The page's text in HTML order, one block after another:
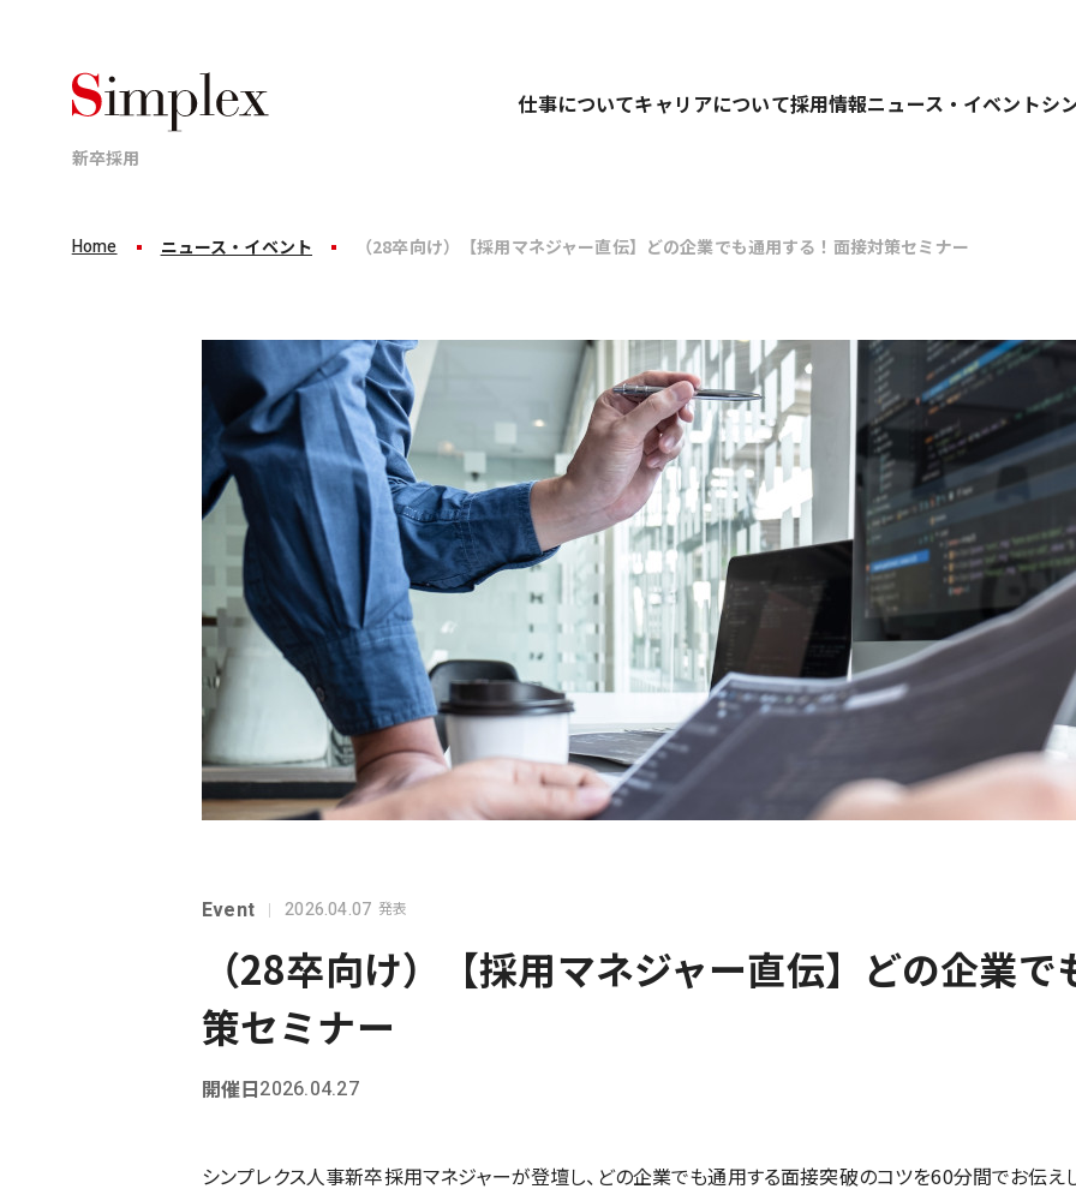
仕事についてキャリアについて採用情報ニュース・イベントシ
新卒採用
Home ニュース・イベント （28卒向け）【採用マネジャー直伝】どの企業でも通用する！面接対策セミナー
Event 2026.04.07 発表
（28卒向け）【採用マネジャー直伝】どの企業
策セミナー
開催日2026.04.27
シンプレクス人事新卒採用マネジャーが登壇し、どの企業でも通用する面接突破のコツを60分間でお伝え
Business
仕事について
業界、顧客、案件ごとのプロジェクトに分かれて業務を行っています。
仕事の進め方
Career
キャリアについて
新卒8年目で年収1,000万円。
これがシンプレクスグループの
標準成長です。
キャリアパス 人材育成の考え方
Recruit
採用情報
シンプレクスグループは
「完全ポテンシャル採用」です。
募集要項 選考プロセス